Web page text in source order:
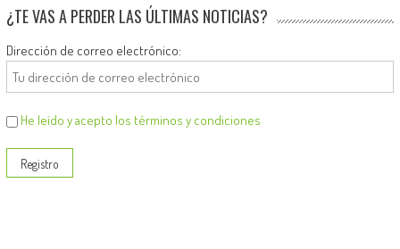
¿TE VAS A PERDER LAS ÚLTIMAS NOTICIAS?
Dirección de correo electrónico:
He leído y acepto los términos y condiciones